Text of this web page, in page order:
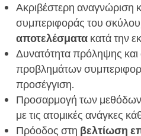
Ακριβέστερη αναγνώριση
συμπεριφοράς του
αποτελέσματακατά την
Δυνατότητα πρόληψης και
προβλημάτων
προσέγγιση.
Προσαρμογή των
με τις ατομικές ανάγκες
Πρόοδος στη βελτίωση